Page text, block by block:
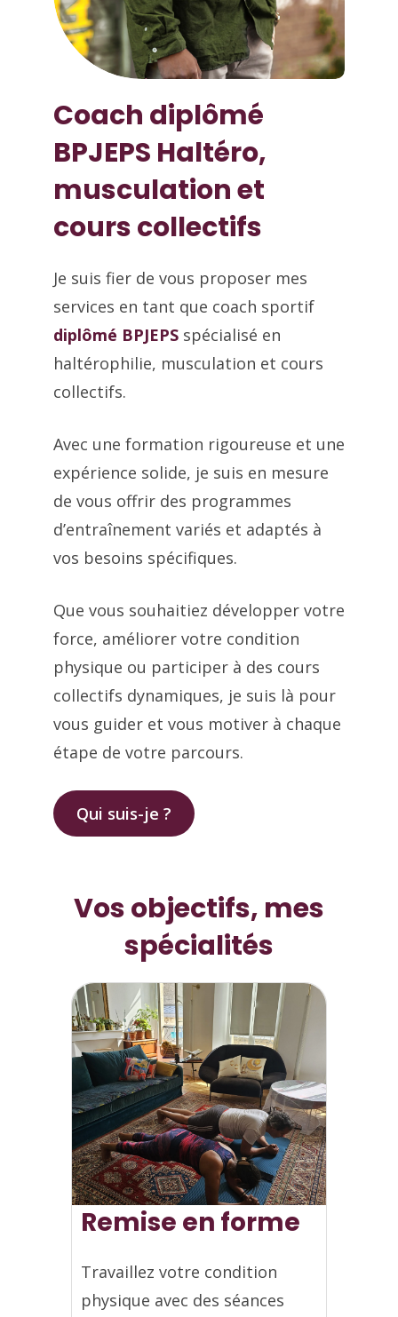
Coach diplômé
BPJEPS Haltéro,
musculation et
cours collectifs
Je suis fier de vous proposer mes
services en tant que coach sportif
diplômé BPJEPS spécialisé en
haltérophilie, musculation et cours
collectifs.
Avec une formation rigoureuse et une
expérience solide, je suis en mesure
de vous offrir des programmes
d’entraînement variés et adaptés à
vos besoins spécifiques.
Que vous souhaitiez développer votre
force, améliorer votre condition
physique ou participer à des cours
collectifs dynamiques, je suis là pour
vous guider et vous motiver à chaque
étape de votre parcours.
Qui suis-je ?
Vos objectifs, mes
spécialités
Remise en forme
Travaillez votre condition
physique avec des séances